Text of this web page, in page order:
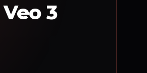
הייבט אָן שאַפֿן AI ווידעאָס מיט Veo 3